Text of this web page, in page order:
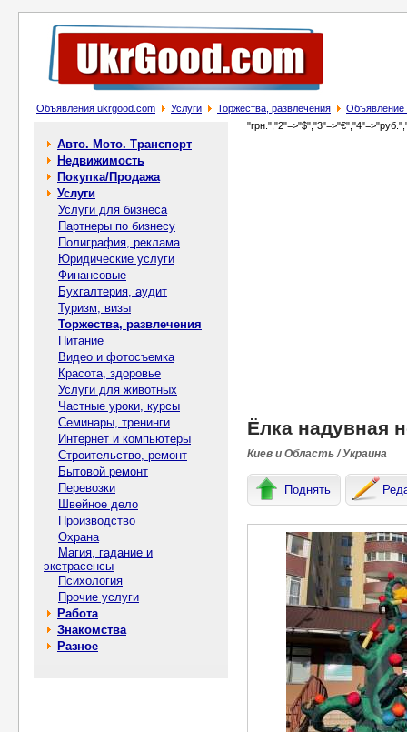
Объявления ukrgood.com Услуги Торжества, развлечения Объявление
Авто. Мото. Транспорт
Недвижимость
Покупка/Продажа
Услуги
Услуги для бизнеса
Партнеры по бизнесу
Полиграфия, реклама
Юридические услуги
Финансовые
Бухгалтерия, аудит
Туризм, визы
Торжества, развлечения
Питание
Видео и фотосъемка
Красота, здоровье
Услуги для животных
Частные уроки, курсы
Семинары, тренинги
Интернет и компьютеры
Строительство, ремонт
Бытовой ремонт
Перевозки
Швейное дело
Производство
Охрана
Магия, гадание и
экстрасенсы
Психология
Прочие услуги
Работа
Знакомства
Разное
Ёлка надувная
Киев и Область / Украина
Поднять